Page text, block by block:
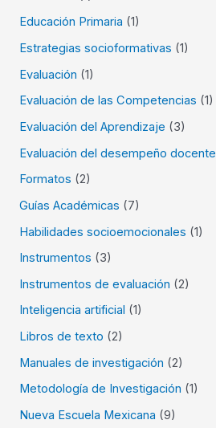
Educación Primaria (1)
Estrategias socioformativas (1)
Evaluación (1)
Evaluación de las Competencias (1)
Evaluación del Aprendizaje (3)
Evaluación del desempeño docente
Formatos (2)
Guías Académicas (7)
Habilidades socioemocionales (1)
Instrumentos (3)
Instrumentos de evaluación (2)
Inteligencia artificial (1)
Libros de texto (2)
Manuales de investigación (2)
Metodología de Investigación (1)
Nueva Escuela Mexicana (9)